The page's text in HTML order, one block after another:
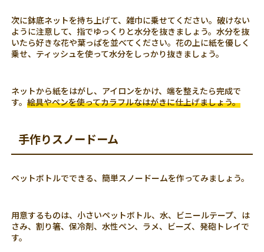
次に鉢底ネットを持ち上げて、雑巾に乗せてください。破けない
ように注意して、指でゆっくりと水分を抜きましょう。水分を抜
いたら好きな花や葉っぱを並べてください。花の上に紙を優しく
乗せ、ティッシュを使って水分をしっかり抜きましょう。
ネットから紙をはがし、アイロンをかけ、端を整えたら完成で
す。絵具やペンを使ってカラフルなはがきに仕上げましょう。
手作りスノードーム
ペットボトルでできる、簡単スノードームを作ってみましょう。
用意するものは、小さいペットボトル、水、ビニールテープ、は
さみ、割り箸、保冷剤、水性ペン、ラメ、ビーズ、発砲トレイで
す。